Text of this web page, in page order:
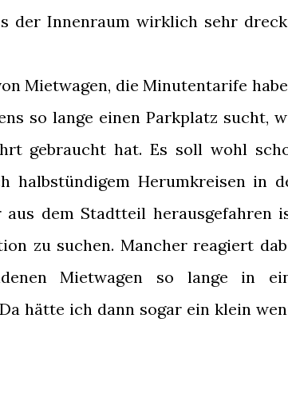
der Innenraum wirklich sehr
Mietwagen, die Minutentarife
so lange einen Parkplatz sucht,
gebraucht hat. Es soll wohl
halbstündigem Herumkreisen in
dem Stadtteil herausgefahren
zu suchen. Mancher reagiert
Mietwagen so lange in
hätte ich dann sogar ein klein